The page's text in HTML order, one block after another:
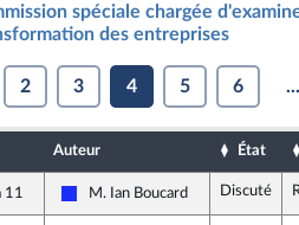
spéciale chargée
des entreprises
2 3 4 5 6 ...
Auteur État
11
Les Républicains
M. Ian Boucard Discuté